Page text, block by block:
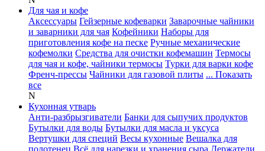
Для чая и кофе
Аксессуары Гейзерные кофеварки Заварочные чайники
и заварники для чая Кофейники Наборы для
приготовления кофе на песке Ручные механические
кофемолки Средства для очистки кофемашин Термосы
для чая и кофе, чайники термосы Турки для варки кофе
Френч-прессы Чайники для газовой плиты ... Показать
все
N
Кухонная утварь
Анти-разбрызгиватели Банки для сыпучих продуктов
Бутылки для воды Бутылки для масла и уксуса
Вертушки для специй Весы кухонные Вешалка для
полотенец Всё для нарезки и хранения сыра Держатели